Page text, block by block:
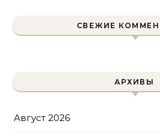
СВЕЖИЕ
АРХИВЫ
Август 2026